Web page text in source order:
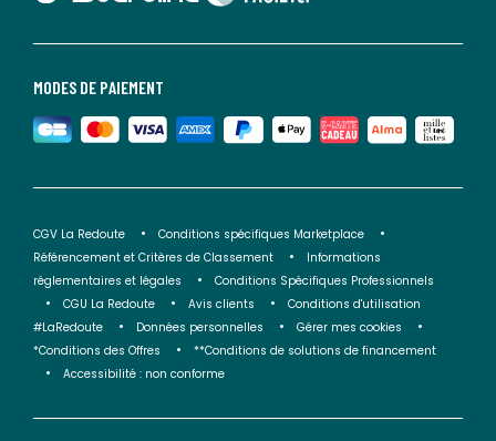
MODES DE PAIEMENT
CGV La Redoute
Conditions spécifiques Marketplace
Référencement et Critères de Classement
Informations
réglementaires et légales
Conditions Spécifiques Professionnels
CGU La Redoute
Avis clients
Conditions d'utilisation
#LaRedoute
Données personnelles
Gérer mes cookies
*Conditions des Offres
**Conditions de solutions de financement
Accessibilité : non conforme